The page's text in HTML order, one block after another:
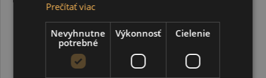
Prečítať viac
Nevyhnutne
potrebné
Výkonnosť Cielenie